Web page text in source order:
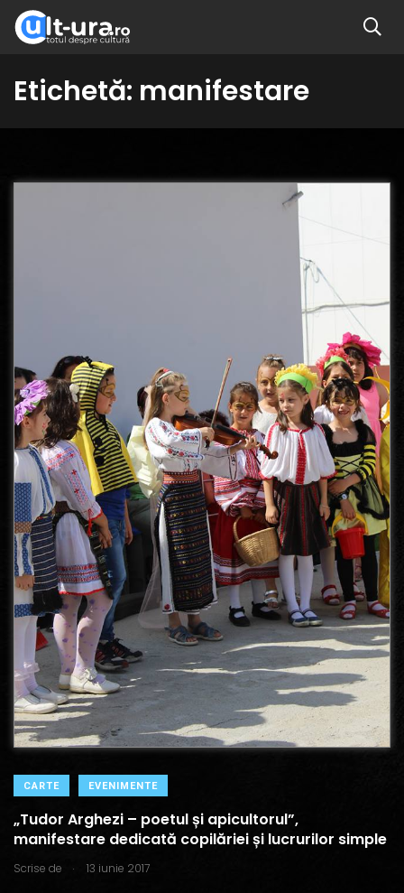
Etichetă: manifestare
CARTE EVENIMENTE
„Tudor Arghezi – poetul și apicultorul”,
manifestare dedicată copilăriei și lucrurilor simple
Scrise de . 13 iunie 2017